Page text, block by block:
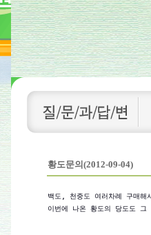
황도문의(2012-09-04)
백도, 천중도 여러차례 구매해